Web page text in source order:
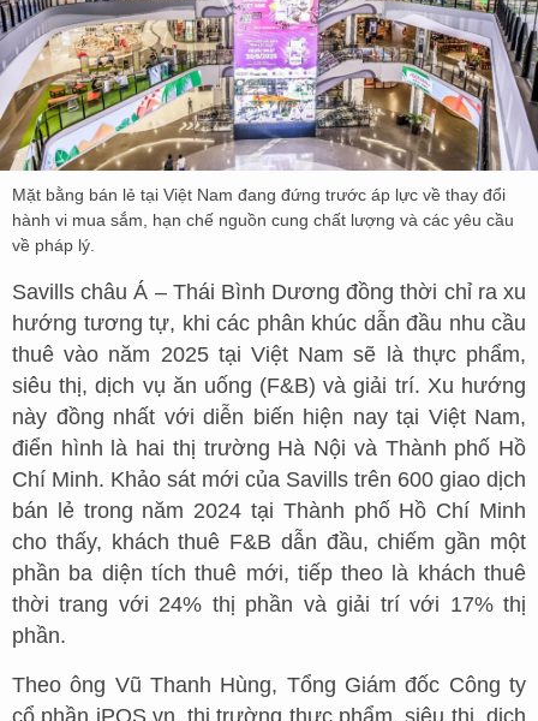
Mặt bằng bán lẻ tại Việt Nam đang đứng trước áp lực về thay đổi
hành vi mua sắm, hạn chế nguồn cung chất lượng và các yêu cầu
về pháp lý.
Savills châu Á – Thái Bình Dương đồng thời chỉ ra xu
hướng tương tự, khi các phân khúc dẫn đầu nhu cầu
thuê vào năm 2025 tại Việt Nam sẽ là thực phẩm,
siêu thị, dịch vụ ăn uống (F&B) và giải trí. Xu hướng
này đồng nhất với diễn biến hiện nay tại Việt Nam,
điển hình là hai thị trường Hà Nội và Thành phố Hồ
Chí Minh. Khảo sát mới của Savills trên 600 giao dịch
bán lẻ trong năm 2024 tại Thành phố Hồ Chí Minh
cho thấy, khách thuê F&B dẫn đầu, chiếm gần một
phần ba diện tích thuê mới, tiếp theo là khách thuê
thời trang với 24% thị phần và giải trí với 17% thị
phần.
Theo ông Vũ Thanh Hùng, Tổng Giám đốc Công ty
cổ phần iPOS.vn, thị trường thực phẩm, siêu thị, dịch